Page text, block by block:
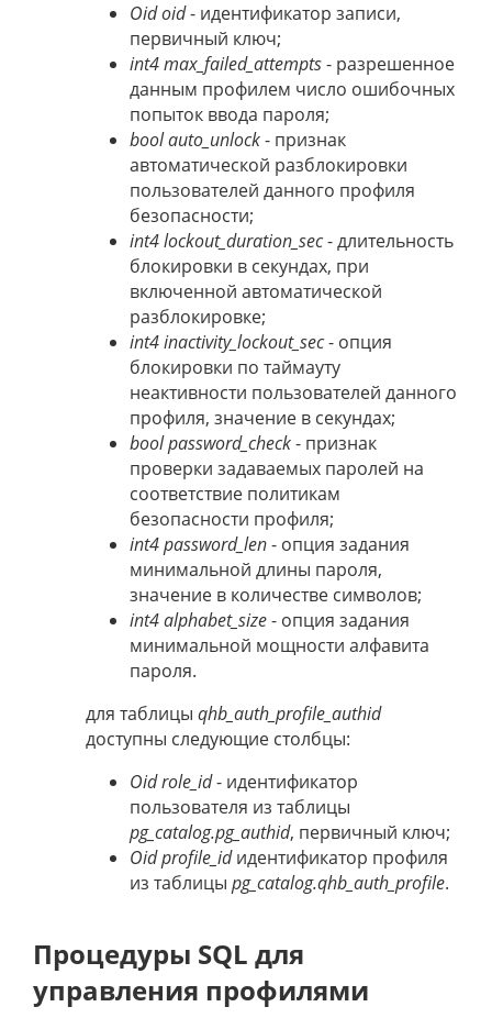
Oid oid- идентификатор записи,
первичный ключ;
int4 max_failed_attempts- разрешенное
данным профилем число ошибочных
попыток ввода пароля;
bool auto_unlock- признак
автоматической разблокировки
пользователей данного профиля
безопасности;
int4 lockout_duration_sec- длительность
блокировки в секундах, при
включенной автоматической
разблокировке;
int4 inactivity_lockout_sec- опция
блокировки по таймауту
неактивности пользователей данного
профиля, значение в секундах;
bool password_check- признак
проверки задаваемых паролей на
соответствие политикам
безопасности профиля;
int4 password_len- опция задания
минимальной длины пароля,
значение в количестве символов;
int4 alphabet_size- опция задания
минимальной мощности алфавита
пароля.
для таблицы qhb_auth_profile_authid
доступны следующие столбцы:
Oid role_id- идентификатор
пользователя из таблицы
pg_catalog.pg_authid, первичный ключ;
Oid profile_idидентификатор профиля
из таблицы pg_catalog.qhb_auth_profile.
Процедуры SQL для
управления профилями